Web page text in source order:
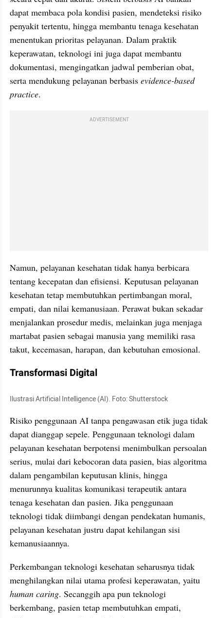
dapat membaca pola kondisi pasien, mendeteksi risiko
penyakit tertentu, hingga membantu tenaga kesehatan
menentukan prioritas pelayanan. Dalam praktik
keperawatan, teknologi ini juga dapat membantu
dokumentasi, mengingatkan jadwal pemberian obat,
serta mendukung pelayanan berbasis evidence-based
practice.
ADVERTISEMENT
Namun, pelayanan kesehatan tidak hanya berbicara
tentang kecepatan dan efisiensi. Keputusan pelayanan
kesehatan tetap membutuhkan pertimbangan moral,
empati, dan nilai kemanusiaan. Perawat bukan sekadar
menjalankan prosedur medis, melainkan juga menjaga
martabat pasien sebagai manusia yang memiliki rasa
takut, kecemasan, harapan, dan kebutuhan emosional.
Transformasi Digital
Ilustrasi Artificial Intelligence (AI). Foto: Shutterstock
Risiko penggunaan AI tanpa pengawasan etik juga tidak
dapat dianggap sepele. Penggunaan teknologi dalam
pelayanan kesehatan berpotensi menimbulkan persoalan
serius, mulai dari kebocoran data pasien, bias algoritma
dalam pengambilan keputusan klinis, hingga
menurunnya kualitas komunikasi terapeutik antara
tenaga kesehatan dan pasien. Jika penggunaan
teknologi tidak diimbangi dengan pendekatan humanis,
pelayanan kesehatan justru dapat kehilangan sisi
kemanusiaannya.
Perkembangan teknologi kesehatan seharusnya tidak
human caring. Secanggih apa pun teknologi
berkembang, pasien tetap membutuhkan empati,